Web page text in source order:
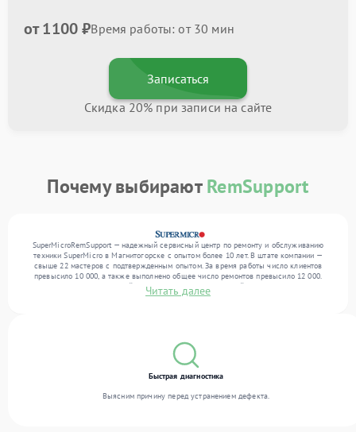
от 1100 ₽Время работы: от 30 мин
Записаться
Скидка 20% при записи на сайте
Почему выбираютRemSupport
SuperMicroRemSupport — надежный сервисный центр по ремонту и обслуживанию
техники SuperMicro в Магнитогорске с опытом более 10 лет. В штате компании —
свыше 22 мастеров с подтвержденным опытом. За время работы число клиентов
превысило 10 000, а также выполнено общее число ремонтов превысило 12 000.
Ежемесячно в сервисный центр поступает от 300 устройств, включая , , . Мы
выполняем ремонт различного уровня сложности и предлагаем стабильный уровень
Читать далее
Быстрая диагностика
Выясним причину перед устранением дефекта.